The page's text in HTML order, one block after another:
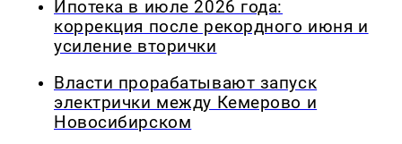
Ипотека в июле 2026 года:
коррекция после рекордного июня и
усиление вторички
Власти прорабатывают запуск
электрички между Кемерово и
Новосибирском